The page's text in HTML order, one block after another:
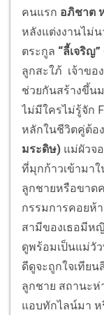
คนแรก อภิชาต
หลังแต่งงานไม่
ตระกูล “ลี้เจริญ”
ลูกสะใภ้ เจ้าข
ช่วยกันสร้างขึ้น
ไม่มีใครไม่รู้จัก
หลักในชีวิตคู่ต้อ
มระดิษ) แม่ผัวจ
ที่มุกก้าวเข้ามาใ
ลูกชายหรือขาด
กรรมการคอยห้
สามีของเธอมีห
ดูพร้อมเป็นแม่วั
ดีดูจะถูกใจเทีย
ลูกชาย สถานะห่
แอบทักไลน์มา ห